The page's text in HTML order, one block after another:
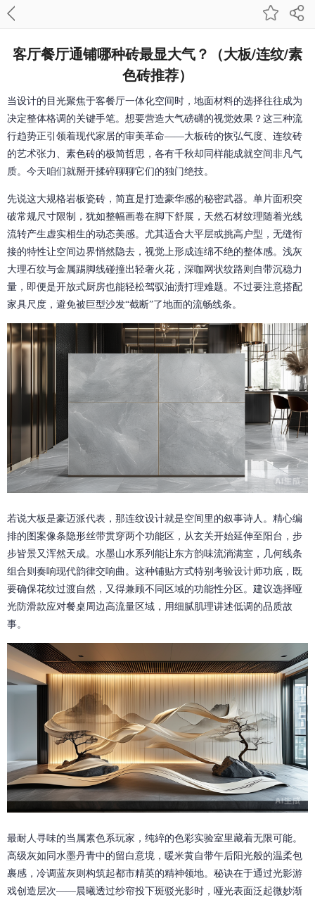
客厅餐厅通铺哪种砖最显大气？（大板/连纹/素
色砖推荐）
当设计的目光聚焦于客餐厅一体化空间时，地面材料的选择往往成为
决定整体格调的关键手笔。想要营造大气磅礴的视觉效果？这三种流
行趋势正引领着现代家居的审美革命——大板砖的恢弘气度、连纹砖
的艺术张力、素色砖的极简哲思，各有千秋却同样能成就空间非凡气
质。今天咱们就掰开揉碎聊聊它们的独门绝技。
先说这大规格岩板瓷砖，简直是打造豪华感的秘密武器。单片面积突
破常规尺寸限制，犹如整幅画卷在脚下舒展，天然石材纹理随着光线
流转产生虚实相生的动态美感。尤其适合大平层或挑高户型，无缝衔
接的特性让空间边界悄然隐去，视觉上形成连绵不绝的整体感。浅灰
大理石纹与金属踢脚线碰撞出轻奢火花，深咖网状纹路则自带沉稳力
量，即便是开放式厨房也能轻松驾驭油渍打理难题。不过要注意搭配
家具尺度，避免被巨型沙发“截断”了地面的流畅线条。
若说大板是豪迈派代表，那连纹设计就是空间里的叙事诗人。精心编
排的图案像条隐形丝带贯穿两个功能区，从玄关开始延伸至阳台，步
步皆景又浑然天成。水墨山水系列能让东方韵味流淌满室，几何线条
组合则奏响现代韵律交响曲。这种铺贴方式特别考验设计师功底，既
要确保花纹过渡自然，又得兼顾不同区域的功能性分区。建议选择哑
光防滑款应对餐桌周边高流量区域，用细腻肌理讲述低调的品质故
事。
最耐人寻味的当属素色系玩家，纯綷的色彩实验室里藏着无限可能。
高级灰如同水墨丹青中的留白意境，暖米黄自带午后阳光般的温柔包
裹感，冷调蓝灰则构筑起都市精英的精神领地。秘诀在于通过光影游
戏创造层次——晨曦透过纱帘投下斑驳光影时，哑光表面泛起微妙渐